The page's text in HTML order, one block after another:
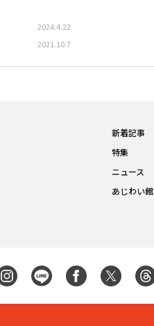
2024.4.22
2021.10.7
新着記事
特集
ニュース
あじわい館